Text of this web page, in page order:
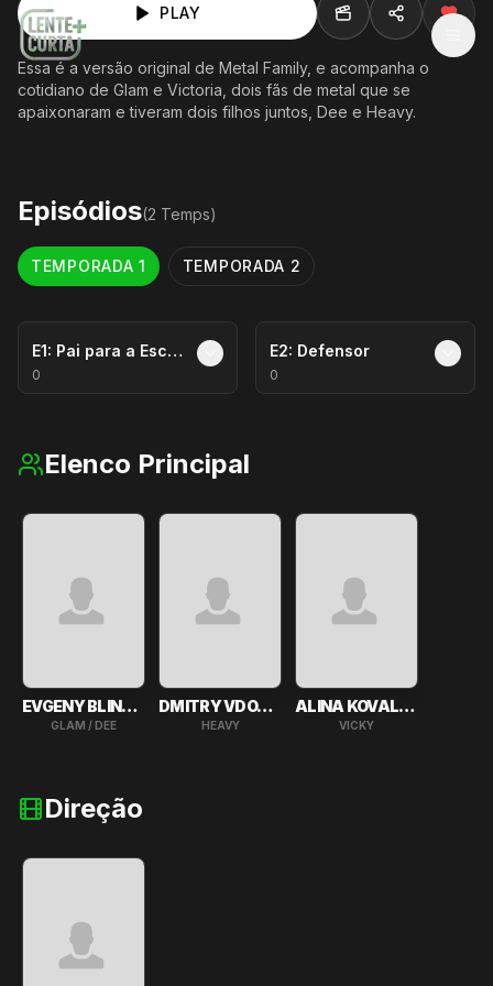
PLAY
Essa é a versão original de Metal Family, e acompanha o
cotidiano de Glam e Victoria, dois fãs de metal que se
apaixonaram e tiveram dois filhos juntos, Dee e Heavy.
Episódios(2 Temps)
TEMPORADA 1 TEMPORADA 2
E1: Pai para a Escola
0
E2: Defensor
0
Elenco Principal
EVGENY BLINNIKOV
GLAM / DEE
DMITRY VDOVENKO
HEAVY
ALINA KOVALEVA
VICKY
Direção